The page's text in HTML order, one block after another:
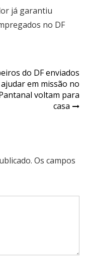
do DF enviados
em missão no
voltam para
casa
Os campos